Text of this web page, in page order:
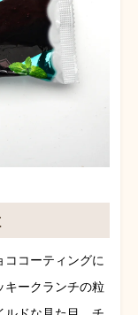
コーティングに
キークランチの粒